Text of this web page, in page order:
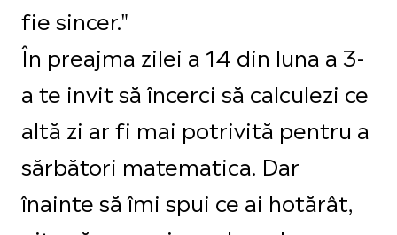
fie sincer."
În preajma zilei a 14 din luna a 3-
a te invit să încerci să calculezi ce
altă zi ar fi mai potrivită pentru a
sărbători matematica. Dar
înainte să îmi spui ce ai hotărât,